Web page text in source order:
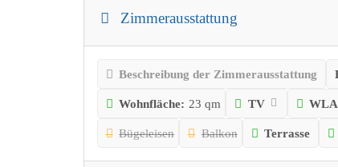
Zimmerausstattung
Beschreibung der Zimmerausstattung
Wohnfläche: 23 qm TV
Bügeleisen Balkon Terrasse